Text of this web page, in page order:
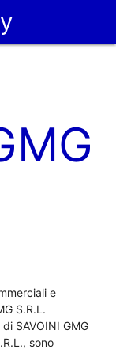
e
S.R.L.
SAVOINI GMG
sono